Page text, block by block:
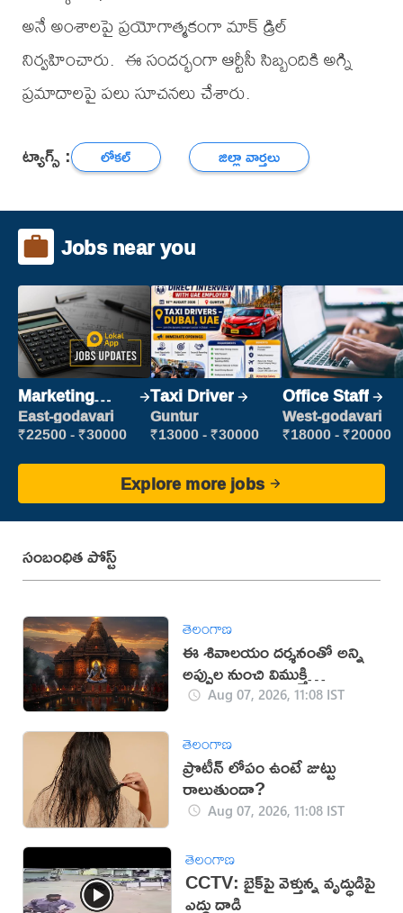
అనే అంశాలపై ప్రయోగాత్మకంగా మాక్ డ్రిల్
నిర్వహించారు. ఈ సందర్భంగా ఆర్టీసీ సిబ్బందికి అగ్ని
ప్రమాదాలపై పలు సూచనలు చేశారు.
ట్యాగ్స్ : లోకల్ జిల్లా వార్తలు
Jobs near you
Marketing
Executive
East-godavari
₹22500 - ₹30000
Taxi Driver
Guntur
₹13000 - ₹30000
Office Staff
West-godavari
₹18000 - ₹20000
Explore more jobs
సంబంధిత పోస్ట్
తెలంగాణ
ఈ శివాలయం దర్శనంతో అన్ని
అప్పుల నుంచి విముక్తి
లభిస్తుందట!
Aug 07, 2026, 11:08 IST
తెలంగాణ
ప్రొటీన్ లోపం ఉంటే జుట్టు
రాలుతుందా?
Aug 07, 2026, 11:08 IST
తెలంగాణ
CCTV: బైక్‌పై వెళ్తున్న వృద్ధుడిపై
ఎద్దు దాడి